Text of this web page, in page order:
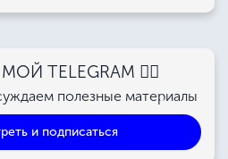
TELEGRAM 👉🏻
полезные материалы
и подписаться